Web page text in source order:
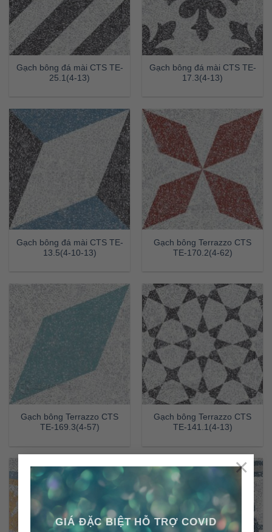
GIÁ ĐẶC BIỆT HỖ TRỢ COVID
×
Gạch bông đá mài CTS TE-
25.1(4-13)
Gạch bông đá mài CTS TE-
17.3(4-13)
Gạch bông đá mài CTS TE-
13.5(4-10-13)
Gạch bông Terrazzo CTS
TE-170.2(4-62)
Gạch bông Terrazzo CTS
TE-169.3(4-57)
Gạch bông Terrazzo CTS
TE-141.1(4-13)